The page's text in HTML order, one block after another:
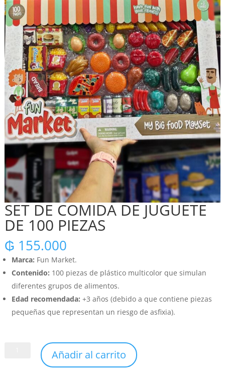
SET DE COMIDA DE JUGUETE
DE 100 PIEZAS
₲ 155.000
Marca: Fun Market.
Contenido: 100 piezas de plástico multicolor que simulan
diferentes grupos de alimentos.
Edad recomendada: +3 años (debido a que contiene piezas
pequeñas que representan un riesgo de asfixia).
Añadir al carrito